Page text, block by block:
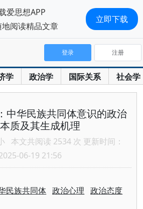
学 政治学 国际关系 社会学
登录 注册
中华民族共同体意识的政治
质及其生成机理
本文共阅读 2534 次 更新时间：
06-19 21:56
民族共同体 政治心理 政治态度
爱思想APP
阅读精品文章
立即下载